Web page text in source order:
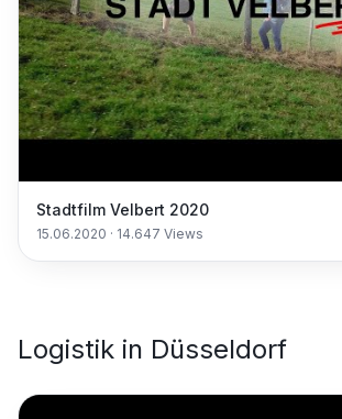
Stadtfilm Velbert 2020
15.06.2020 · 14.647 Views
Logistik in Düsseldorf